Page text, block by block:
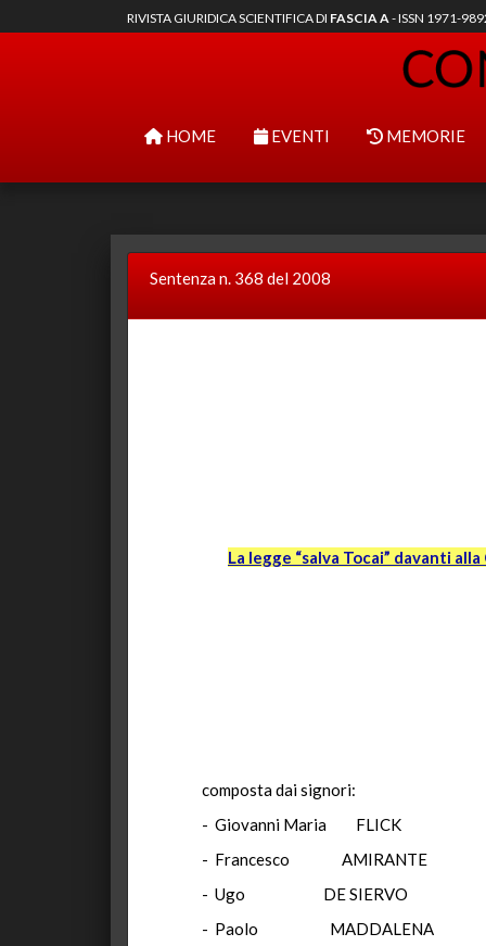
RIVISTA GIURIDICA SCIENTIFICA DI FASCIA A- ISSN 1971-
HOME EVENTI MEMORIE
Sentenza n. 368 del 2008
La legge “salva Tocai” davanti
composta dai signori:
- Giovanni Maria FLICK
- Francesco AMIRANTE
- Ugo DE
- Paolo